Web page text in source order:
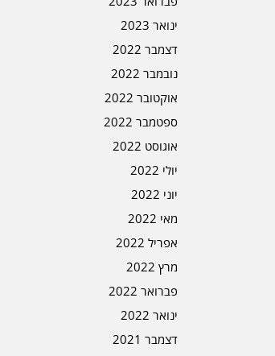
ינואר 2023
דצמבר 2022
נובמבר 2022
אוקטובר 2022
ספטמבר 2022
אוגוסט 2022
יולי 2022
יוני 2022
מאי 2022
אפריל 2022
מרץ 2022
פברואר 2022
ינואר 2022
דצמבר 2021